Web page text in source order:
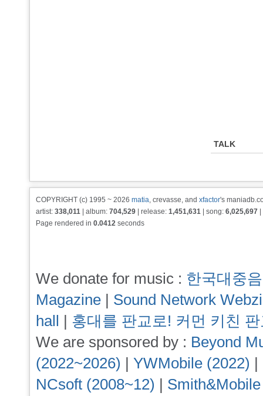
TALK
COPYRIGHT (c) 1995 ~ 2026 matia, crevasse, and xfactor's
artist: 338,011 | album: 704,529 | release: 1,451,631 | song: 6,025,697
Page rendered in 0.0412 seconds
We donate for music : 한국대중
Magazine | Sound Network
hall | 홍대를 판교로! 커먼 키친
We are sponsored by : Beyond
(2022~2026) | YWMobile (2022) |
NCsoft (2008~12) |